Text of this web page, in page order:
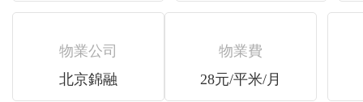
物業公司
北京錦融
物業費
28元/平米/月